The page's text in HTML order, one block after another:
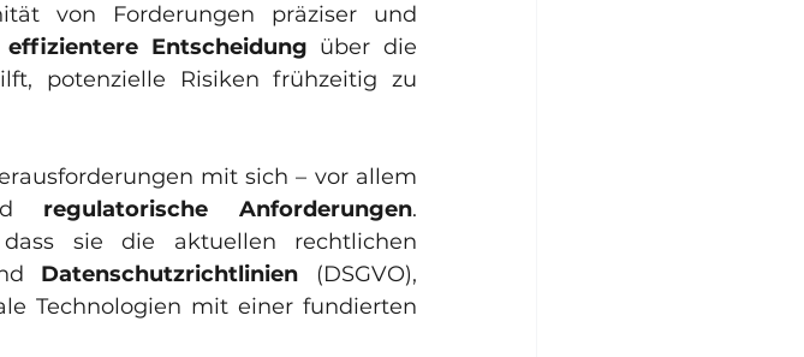
von Forderungen präziser und
effizientere Entscheidung über die
potenzielle Risiken frühzeitig zu
mit sich – vor allem
regulatorische Anforderungen.
dass sie die aktuellen rechtlichen
Datenschutzrichtlinien (DSGVO),
Technologien mit einer fundierten